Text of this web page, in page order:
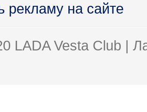
рекламу на сайте
LADA Vesta Club |